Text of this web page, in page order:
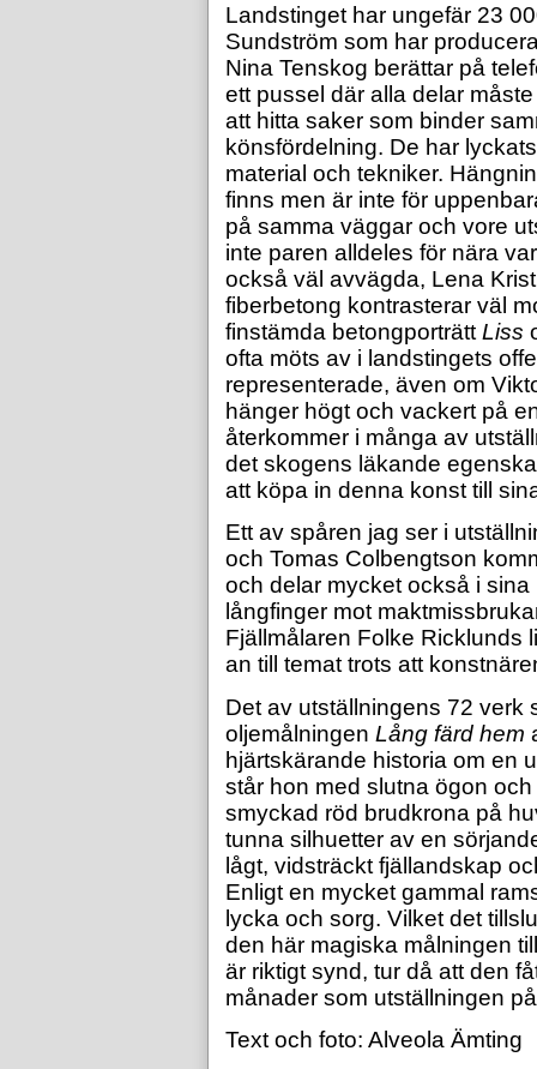
Landstinget har ungefär 23
Sundström som har
Nina Tenskog berättar på
ett pussel där alla delar
att hitta saker som binder
könsfördelning. De har
material och tekniker.
finns men är inte för
på samma väggar och vore
inte paren alldeles för nära
också väl avvägda, Lena
fiberbetong kontrasterar väl
finstämda betongporträtt Liss
ofta möts av i landstingets
representerade, även om
hänger högt och vackert på
återkommer i många av
det skogens läkande
att köpa in denna konst till
Ett av spåren jag ser i
och Tomas Colbengtson
och delar mycket också i
långfinger mot
Fjällmålaren Folke Ricklunds
an till temat trots att
Det av utställningens 72 verk
oljemålningen Lång färd hem
hjärtskärande historia om en
står hon med slutna ögon
smyckad röd brudkrona på
tunna silhuetter av en
lågt, vidsträckt fjällandskap
Enligt en mycket gammal
lycka och sorg. Vilket det
den här magiska målningen
är riktigt synd, tur då att den
månader som utställningen
Text och foto: Alveola Ämting